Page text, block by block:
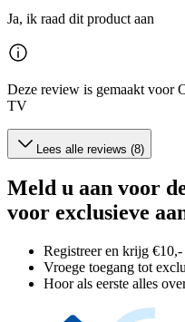
Ja, ik raad dit product aan
Deze review is gemaakt
TV
Lees alle reviews (8)
Meld u aan voor
voor exclusieve
Registreer en krijg
Vroege toegang tot
Hoor als eerste alles